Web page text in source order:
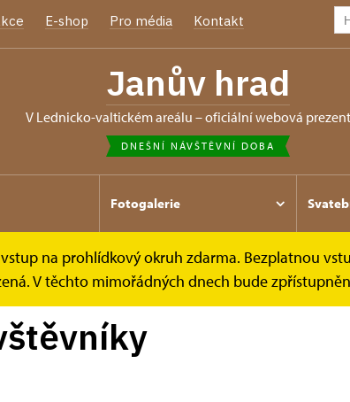
E-shop Pro média Kontakt
Janův hrad
v Lednicko-valtickém areálu – oficiální webová
DNEŠNÍ NÁVŠTĚVNÍ DOBA
Fotogalerie
na prohlídkový okruh zdarma. Bezplatnou
V těchto mimořádných dnech bude